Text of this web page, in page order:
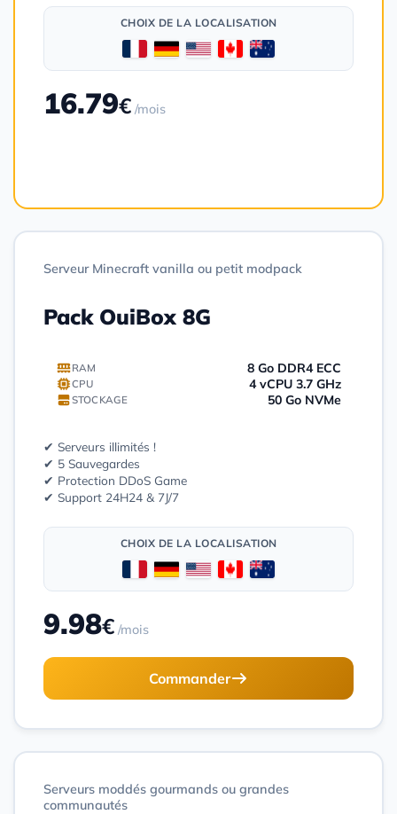
Serveur Minecraft vanilla ou petit modpack
Pack OuiBox 8G
RAM 8 Go DDR4 ECC
CPU 4 vCPU 3.7 GHz
STOCKAGE 50 Go NVMe
✔ Serveurs illimités !
✔ 5 Sauvegardes
✔ Protection DDoS Game
✔ Support 24H24 & 7J/7
CHOIX DE LA LOCALISATION
9.98€ /mois
Commander
CHOIX DE LA LOCALISATION
16.79€ /mois
Serveurs moddés gourmands ou grandes
communautés